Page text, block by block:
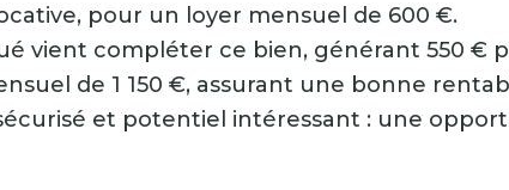
pour un loyer mensuel de 600 €.
vient compléter ce bien, générant 550 €
de 1 150 €, assurant une bonne
et potentiel intéressant : une